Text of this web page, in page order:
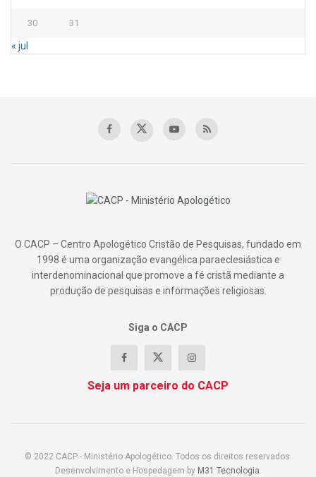
30 31
« jul
O CACP – Centro Apologético Cristão de Pesquisas, fundado em
1998 é uma organização evangélica paraeclesiástica e
interdenominacional que promove a fé cristã mediante a
produção de pesquisas e informações religiosas.
Siga o CACP
Seja um parceiro do CACP
© 2022 CACP - Ministério Apologético. Todos os direitos reservados.
Desenvolvimento e Hospedagem by M31 Tecnologia.